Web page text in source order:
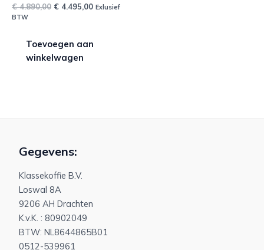
Waardering
0
uit
€4.890,00 € 4.495,00 Exlusief
BTW
Toevoegen aan
winkelwagen
Gegevens:
Klassekoffie B.V.
Loswal 8A
9206 AH Drachten
K.v.K. : 80902049
BTW: NL8644865B01
0512-539961